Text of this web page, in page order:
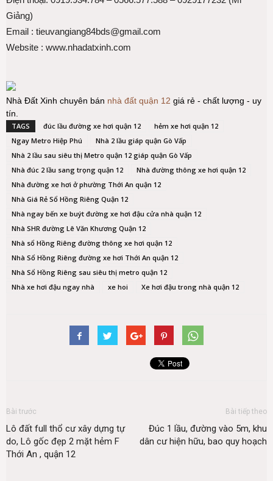
Giảng)
Email : tieuvangiang84bds@gmail.com
Website : www.nhadatxinh.com
Nhà Đất Xinh chuyên bán nhà đất quận 12 giá rẻ - chất lượng - uy
tín.
TAGS đúc lầu đường xe hơi quận 12
hẻm xe hơi quận 12
Ngay Metro Hiệp Phú
Nhà 2 lầu giáp quận Gò Vấp
Nhà 2 lầu sau siêu thị Metro quận 12 giáp quận Gò Vấp
Nhà đúc 2 lầu sang trọng quận 12
Nhà đường thông xe hơi quận 12
Nhà đường xe hơi ở phường Thới An quận 12
Nhà Giá Rẻ Sổ Hồng Riêng Quận 12
Nhà ngay bến xe buýt đường xe hơi đậu cửa nhà quận 12
Nhà SHR đường Lê Văn Khương Quận 12
Nhà sổ Hồng Riêng đường thông xe hơi quận 12
Nhà Sổ Hồng Riêng đường xe hơi Thới An quận 12
Nhà Sổ Hồng Riêng sau siêu thị metro quận 12
Nhà xe hơi đậu ngay nhà
xe hoi Xe hơi đậu trong nhà quận 12
Bài trước
Lô đất full thổ cư xây dựng tự
do, Lô gốc đẹp 2 mặt hẻm F
Thới An , quận 12
Bài tiếp theo
Đúc 1 lầu, đường vào 5m, khu
dân cư hiện hữu, bao quy hoạch